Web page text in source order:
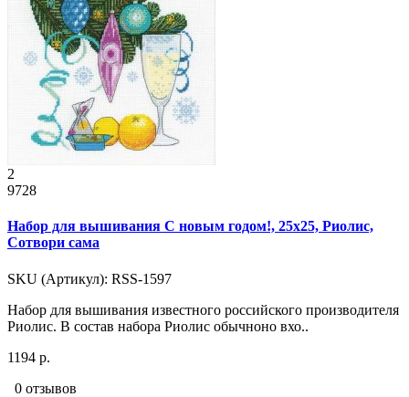
2
9728
Набор для вышивания С новым годом!, 25x25, Риолис,
Сотвори сама
SKU (Артикул): RSS-1597
Набор для вышивания известного российского производителя
Риолис. В состав набора Риолис обычноно вхо..
1194 р.
0 отзывов